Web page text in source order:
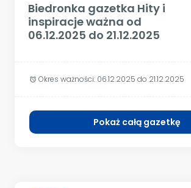
Biedronka gazetka Hity i
inspiracje ważna od
06.12.2025 do 21.12.2025
alarm Okres ważności: 06.12.2025 do 21.12.2025
Pokaż całą gazetkę